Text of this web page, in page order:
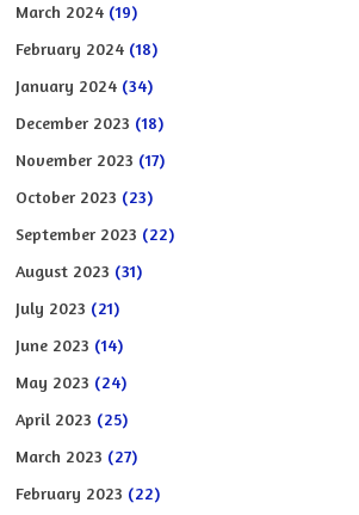
March 2024 (19)
February 2024 (18)
January 2024 (34)
December 2023 (18)
November 2023 (17)
October 2023 (23)
September 2023 (22)
August 2023 (31)
July 2023 (21)
June 2023 (14)
May 2023 (24)
April 2023 (25)
March 2023 (27)
February 2023 (22)